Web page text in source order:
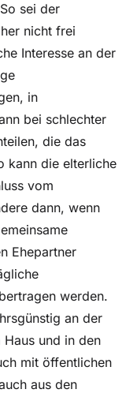
sei der
nicht frei
Interesse an der
in
bei schlechter
die das
kann die elterliche
vom
dann, wenn
Ehepartner
werden.
an der
und in den
mit öffentlichen
aus den